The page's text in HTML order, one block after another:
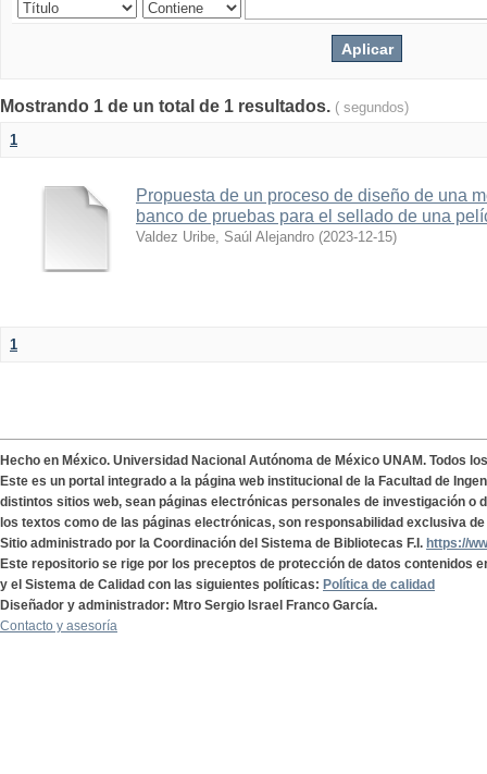
Mostrando 1 de un total de 1 resultados. ( segundos)
1
Propuesta de un proceso de diseño de una
banco de pruebas para el sellado de una
Valdez Uribe, Saúl Alejandro (2023-12-15)
1
Hecho en México. Universidad Nacional Autónoma de México UNAM. Todos
Este es un portal integrado a la página web institucional de la Facultad de
distintos sitios web, sean páginas electrónicas personales de investigación o
los textos como de las páginas electrónicas, son responsabilidad exclusiva
Sitio administrado por la Coordinación del Sistema de Bibliotecas F.I. https://
Este repositorio se rige por los preceptos de protección de datos contenidos
y el Sistema de Calidad con las siguientes políticas: Política de calidad
Diseñador y administrador: Mtro Sergio Israel Franco García.
Contacto y asesoría